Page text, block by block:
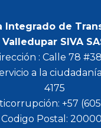
Integrado de
Valledupar SIVA
: Calle 78
a la
4175
+57
Codigo Postal: